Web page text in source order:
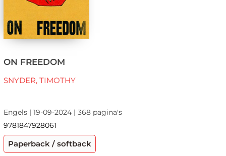
ON FREEDOM
SNYDER, TIMOTHY
Engels | 19-09-2024 | 368 pagina's
9781847928061
Paperback / softback